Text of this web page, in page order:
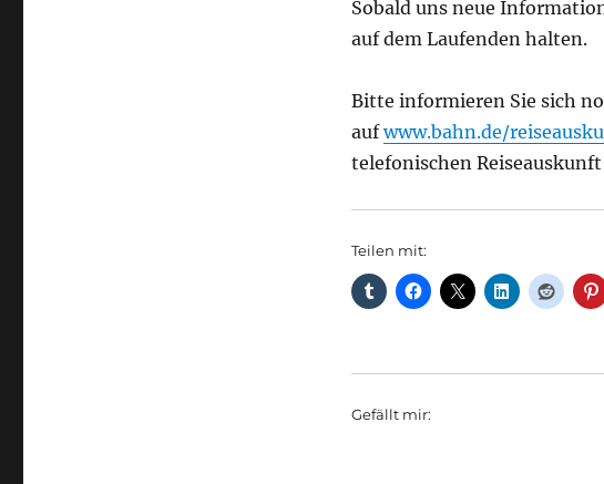
Sobald uns neue
auf dem Laufenden halten.
Bitte informieren Sie sich
aufwww.bahn.de/
telefonischen
Teilen mit:
Gefällt mir: